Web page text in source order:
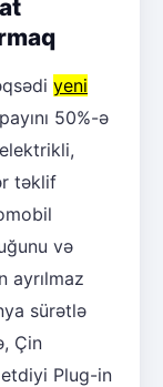
yeni
50%-ə
təklif
və
ayrılmaz
sürətlə
Çin
etdiyi Plug-in